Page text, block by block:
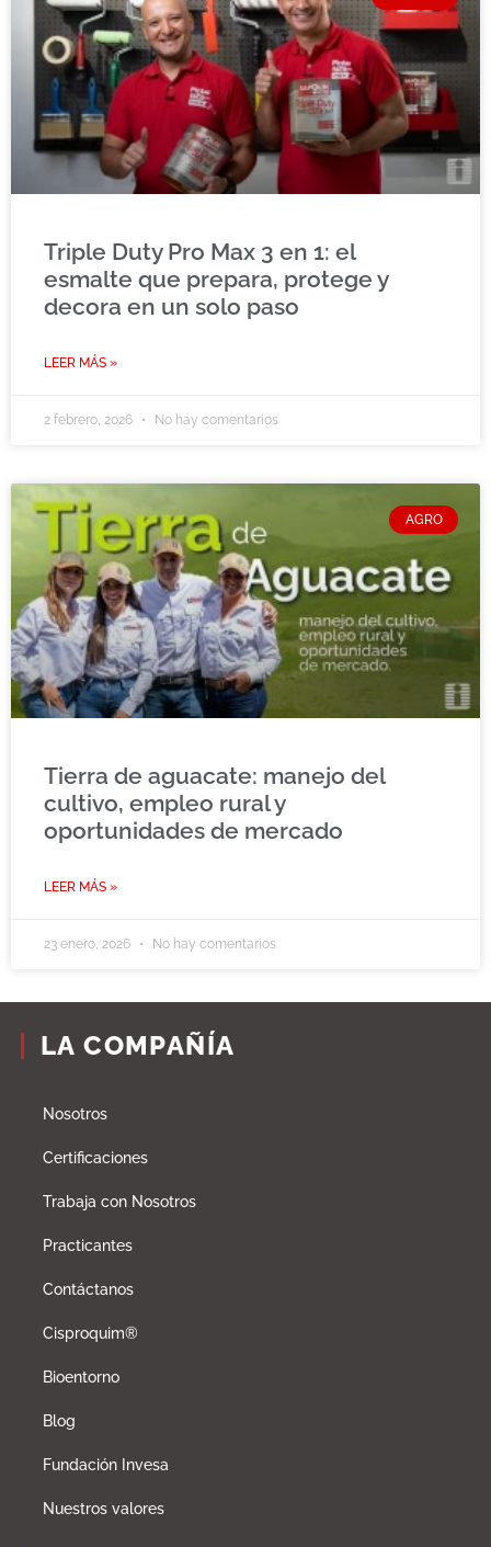
Triple Duty Pro Max 3 en 1: el
esmalte que prepara, protege y
decora en un solo paso
LEER MÁS »
2 febrero, 2026 No hay comentarios
AGRO
Tierra de aguacate: manejo del
cultivo, empleo rural y
oportunidades de mercado
LEER MÁS »
23 enero, 2026 No hay comentarios
LA COMPAÑÍA
Nosotros
Certificaciones
Trabaja con Nosotros
Practicantes
Contáctanos
Cisproquim®
Bioentorno
Blog
Fundación Invesa
Nuestros valores